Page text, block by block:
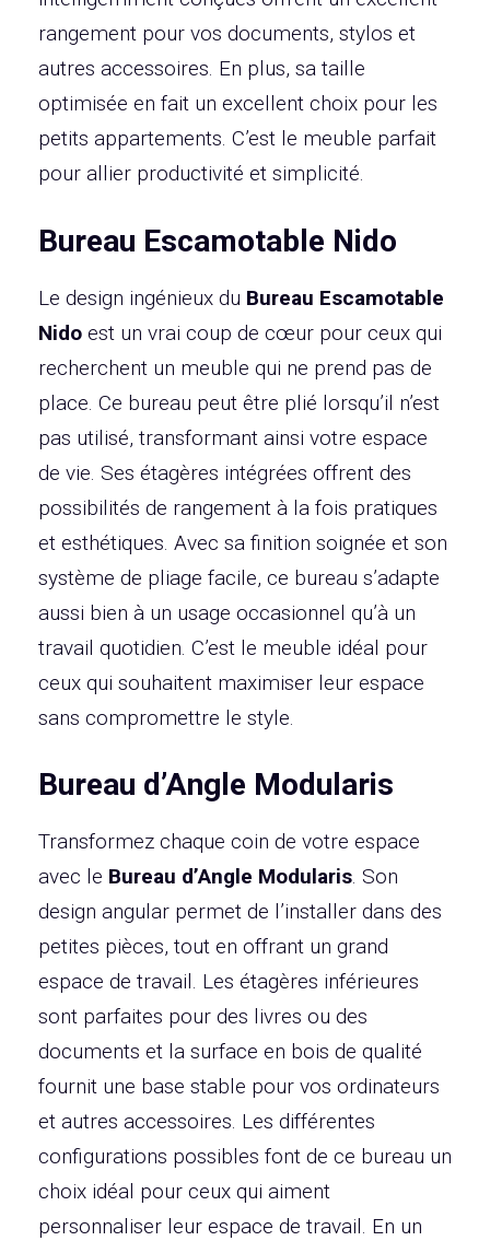
rangement pour vos documents, stylos et
autres accessoires. En plus, sa taille
optimisée en fait un excellent choix pour les
petits appartements. C’est le meuble parfait
pour allier productivité et simplicité.
Bureau Escamotable Nido
Le design ingénieux du Bureau Escamotable
Nido est un vrai coup de cœur pour ceux qui
recherchent un meuble qui ne prend pas de
place. Ce bureau peut être plié lorsqu’il n’est
pas utilisé, transformant ainsi votre espace
de vie. Ses étagères intégrées offrent des
possibilités de rangement à la fois pratiques
et esthétiques. Avec sa finition soignée et son
système de pliage facile, ce bureau s’adapte
aussi bien à un usage occasionnel qu’à un
travail quotidien. C’est le meuble idéal pour
ceux qui souhaitent maximiser leur espace
sans compromettre le style.
Bureau d’Angle Modularis
Transformez chaque coin de votre espace
avec le Bureau d’Angle Modularis. Son
design angular permet de l’installer dans des
petites pièces, tout en offrant un grand
espace de travail. Les étagères inférieures
sont parfaites pour des livres ou des
documents et la surface en bois de qualité
fournit une base stable pour vos ordinateurs
et autres accessoires. Les différentes
configurations possibles font de ce bureau un
choix idéal pour ceux qui aiment
personnaliser leur espace de travail. En un